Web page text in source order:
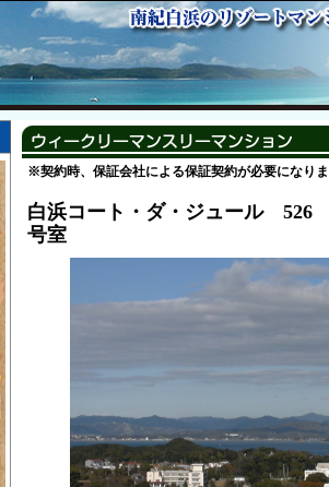
※契約時、保証会社による保証契約が必要になりま
白浜コート・ダ・ジュール 526
号室